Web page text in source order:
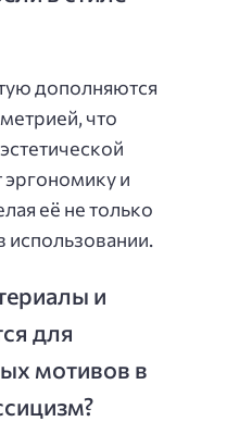
дополняются
что
эргономику и
её не только
использовании.
и
для
мотивов в